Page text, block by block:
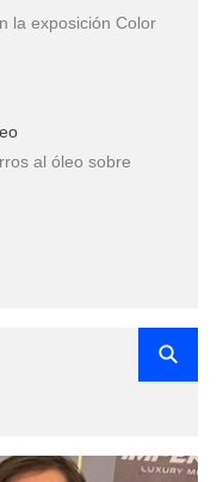
la exposición Color
al óleo sobre